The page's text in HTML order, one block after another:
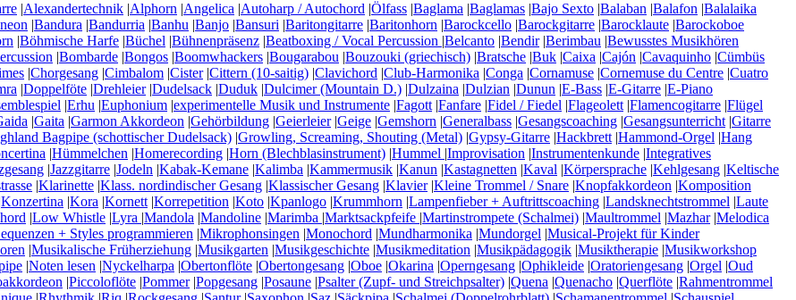
|Alexandertechnik |Alphorn |Angelica |Autoharp / Autochord |Ölfass |Baglama |Baglamas |Bajo Sexto |Balaban |Balafon |Balalaika
|Bandura |Bandurria |Banhu |Banjo |Bansuri |Baritongitarre |Baritonhorn |Barockcello |Barockgitarre |Barocklaute |Barockoboe
|Böhmische Harfe |Büchel |Bühnenpräsenz |Beatboxing / Vocal Percussion |Belcanto |Bendir|Berimbau |Bewusstes Musikhören
|Bombarde |Bongos |Boomwhackers |Bougarabou |Bouzouki (griechisch) |Bratsche |Buk |Caixa |Cajón |Cavaquinho |Cümbüs
|Chorgesang |Cimbalom |Cister|Cittern (10-saitig) |Clavichord |Club-Harmonika |Conga |Cornamuse |Cornemuse du Centre |Cuatro
|Doppelföte |Drehleier|Dudelsack |Duduk |Dulcimer (Mountain D.) |Dulzaina |Dulzian |Dunun |E-Bass |E-Gitarre |E-Piano
|Erhu |Euphonium |experimentelle Musik und Instrumente |Fagott|Fanfare |Fidel / Fiedel |Flageolett|Flamencogitarre |Flügel
|Gaita |Garmon Akkordeon |Gehörbildung |Geierleier|Geige |Gemshorn |Generalbass |Gesangscoaching |Gesangsunterricht|Gitarre
Bagpipe (schottischer Dudelsack) |Growling, Screaming, Shouting (Metal) |Gypsy-Gitarre |Hackbrett|Hammond-Orgel |Hang
|Hümmelchen |Homerecording |Horn (Blechblasinstrument) |Hummel |Improvisation |Instrumentenkunde |Integratives
|Jazzgitarre |Jodeln |Kabak-Kemane |Kalimba |Kammermusik |Kanun |Kastagnetten |Kaval |Körpersprache |Kehlgesang |Keltische
|Klarinette |Klass. nordindischer Gesang |Klassischer Gesang |Klavier|Kleine Trommel / Snare |Knopfakkordeon |Komposition
Konzertina |Kora |Kornett|Korrepetition |Koto |Kpanlogo |Krummhorn |Lampenfieber + Auftrittscoaching |Landsknechtstrommel |Laute
|Low Whistle |Lyra |Mandola |Mandoline |Marimba |Marktsackpfeife |Martinstrompete (Schalmei) |Maultrommel |Mazhar|Melodica
+ Styles programmieren |Mikrophonsingen |Monochord |Mundharmonika |Mundorgel |Musical-Projekt für Kinder
|Musikalische Früherziehung |Musikgarten |Musikgeschichte |Musikmeditation |Musikpädagogik |Musiktherapie |Musikworkshop
|Noten lesen |Nyckelharpa |Obertonflöte |Obertongesang |Oboe |Okarina |Operngesang |Ophikleide |Oratoriengesang |Orgel |Oud
|Piccoloflöte |Pommer|Popgesang |Posaune |Psalter (Zupf- und Streichpsalter) |Quena |Quenacho |Querflöte |Rahmentrommel